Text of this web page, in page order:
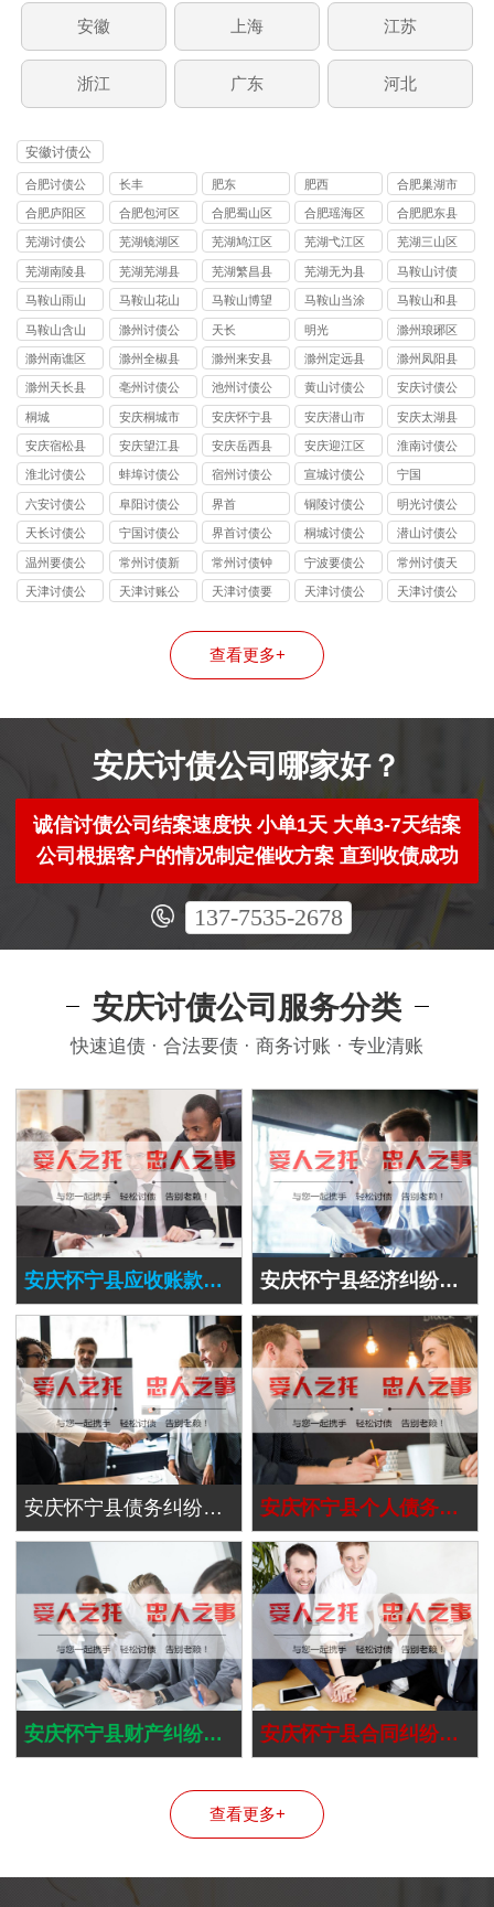
安徽 上海 江苏
浙江 广东 河北
安徽讨债公
司
合肥讨债公
司
长丰 肥东 肥西
合肥巢湖市
讨债公司
合肥庐阳区
讨债公司
合肥包河区
讨债公司
合肥蜀山区
讨债公司
合肥瑶海区
讨债公司
合肥肥东县
讨债公司
芜湖讨债公
司
芜湖镜湖区
讨债公司
芜湖鸠江区
讨债公司
芜湖弋江区
讨债公司
芜湖三山区
讨债公司
芜湖南陵县
讨债公司
芜湖芜湖县
讨债公司
芜湖繁昌县
讨债公司
芜湖无为县
讨债公司
马鞍山讨债
公司
马鞍山雨山
区讨债公司
马鞍山花山
区讨债公司
马鞍山博望
区讨债公司
马鞍山当涂
县讨债公司
马鞍山和县
讨债公司
马鞍山含山
县讨债公司
滁州讨债公
司
天长 明光
滁州琅琊区
讨债公司
滁州南谯区
讨债公司
滁州全椒县
讨债公司
滁州来安县
讨债公司
滁州定远县
讨债公司
滁州凤阳县
讨债公司
滁州天长县
讨债公司
亳州讨债公
司
池州讨债公
司
黄山讨债公
司
安庆讨债公
司
桐城
安庆桐城市
讨债公司
安庆怀宁县
讨债公司
安庆潜山市
讨债公司
安庆太湖县
讨债公司
安庆宿松县
讨债公司
安庆望江县
讨债公司
安庆岳西县
讨债公司
安庆迎江区
讨债公司
淮南讨债公
司
淮北讨债公
司
蚌埠讨债公
司
宿州讨债公
司
宣城讨债公
司
宁国
六安讨债公
司
阜阳讨债公
司
界首
铜陵讨债公
司
明光讨债公
司
天长讨债公
司
宁国讨债公
司
界首讨债公
司
桐城讨债公
司
潜山讨债公
司
温州要债公
司
常州讨债新
北公司
常州讨债钟
楼公司
宁波要债公
司
常州讨债天
宁公司
天津讨债公
天津讨账公
天津讨债要
天津讨债公
天津讨债公
查看更多+
安庆讨债公司哪家好？
诚信讨债公司结案速度快 小单1天 大单3-7天结案
公司根据客户的情况制定催收方案 直到收债成功
137-7535-2678
安庆讨债公司服务分类
快速追债 · 合法要债 · 商务讨账 · 专业清账
安庆怀宁县应收账款追讨 安庆怀宁县经济纠纷处理
安庆怀宁县债务纠纷处理 安庆怀宁县个人债务追讨
安庆怀宁县财产纠纷处理 安庆怀宁县合同纠纷处理
查看更多+